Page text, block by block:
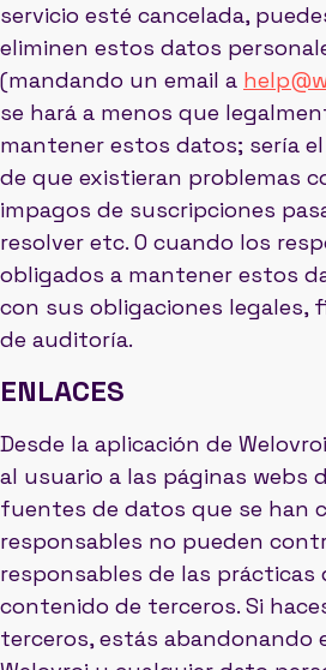
servicio esté cancelada,
eliminen estos datos
(mandando un email a
se hará a menos que
mantener estos datos; sería
de que existieran problemas
impagos de suscripciones
resolver etc. O cuando los
obligados a mantener estos
con sus obligaciones legales,
de auditoría.
ENLACES
Desde la aplicación de
al usuario a las páginas webs
fuentes de datos que se han
responsables no pueden
responsables de las prácticas
contenido de terceros. Si
terceros, estás abandonando